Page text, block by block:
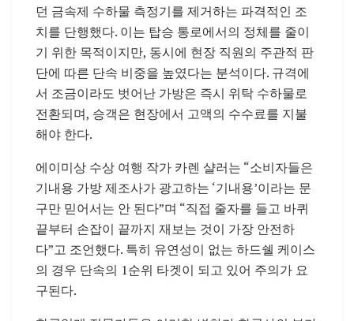
던 금속제 수하물 측정기를 제거하는 파격적인 조
치를 단행했다. 이는 탑승 통로에서의 정체를 줄이
기 위한 목적이지만, 동시에 현장 직원의 주관적 판
단에 따른 단속 비중을 높였다는 분석이다. 규격에
서 조금이라도 벗어난 가방은 즉시 위탁 수하물로
전환되며, 승객은 현장에서 고액의 수수료를 지불
해야 한다.
에이미상 수상 여행 작가 카렌 샬러는 “소비자들은
기내용 가방 제조사가 광고하는 ‘기내용’이라는 문
구만 믿어서는 안 된다”며 “직접 줄자를 들고 바퀴
끝부터 손잡이 끝까지 재보는 것이 가장 안전하
다”고 조언했다. 특히 유연성이 없는 하드쉘 케이스
의 경우 단속의 1순위 타겟이 되고 있어 주의가 요
구된다.